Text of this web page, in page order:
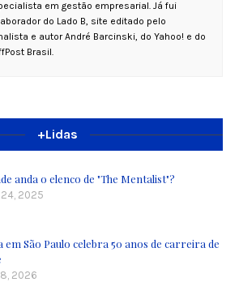
em gestão empresarial. Já fui
do Lado B, site editado pelo
e autor André Barcinski, do Yahoo! e do
Brasil.
+Lidas
anda o elenco de "The Mentalist"?
2025
em São Paulo celebra 50 anos de carreira de
2026